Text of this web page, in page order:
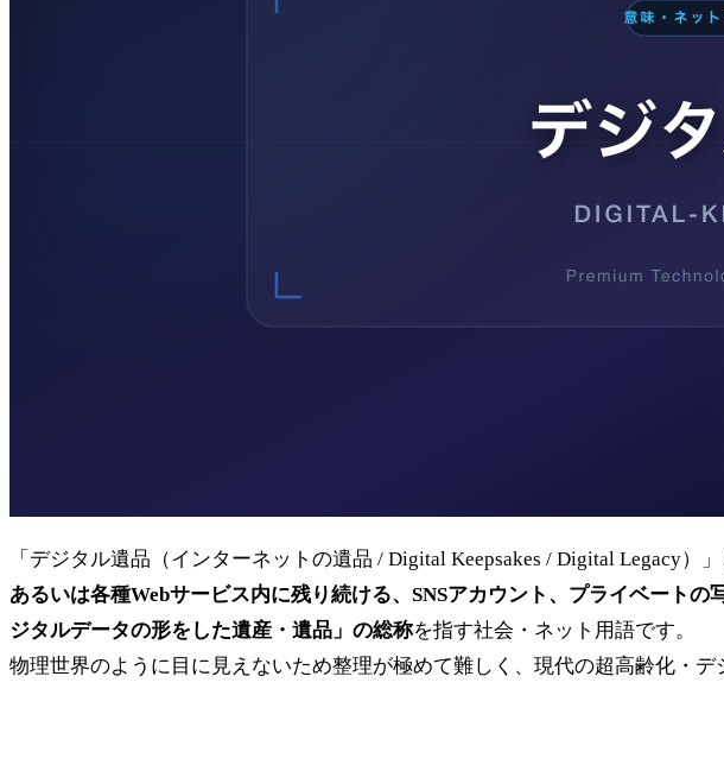
「デジタル遺品（インターネットの遺品 / Digital Keepsakes / Digital Legacy）」
あるいは各種Webサービス内に残り続ける、SNSアカウント、プライベート
ジタルデータの形をした遺産・遺品」の総称を指す社会・ネット用語です。
物理世界のように目に見えないため整理が極めて難しく、現代の超高齢化・